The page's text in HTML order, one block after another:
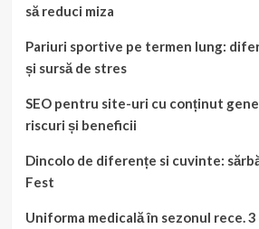
să reduci miza
Pariuri sportive pe termen lung:
și sursă de stres
SEO pentru site-uri cu conținut
riscuri și beneficii
Dincolo de diferențe si cuvinte:
Fest
Uniforma medicală în sezonul rece.